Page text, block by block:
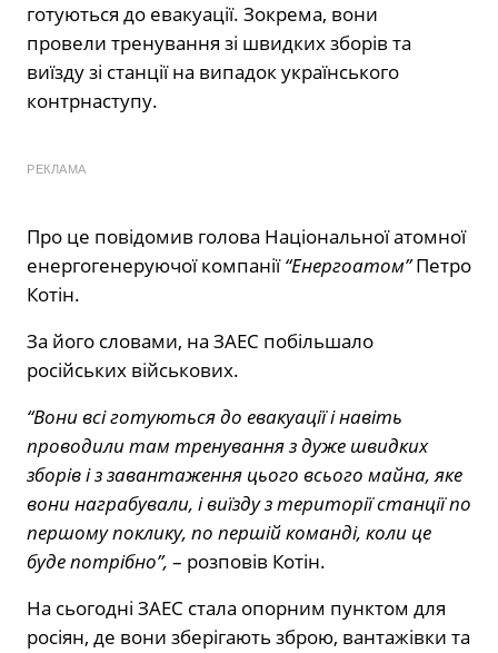
готуються до евакуації. Зокрема, вони
провели тренування зі швидких зборів та
виїзду зі станції на випадок українського
контрнаступу.
РЕКЛАМА
Про це повідомив голова Національної атомної
енергогенеруючої компанії“Енергоатом”Петро
Котін.
За його словами, на ЗАЕС побільшало
російських військових.
“Вони всі готуються до евакуації і навіть
проводили там тренування з дуже швидких
зборів і з завантаження цього всього майна, яке
вони награбували, і виїзду з території станції по
першому поклику, по першій команді, коли це
буде потрібно”, – розповів Котін.
На сьогодні ЗАЕС стала опорним пунктом для
росіян, де вони зберігають зброю, вантажівки та